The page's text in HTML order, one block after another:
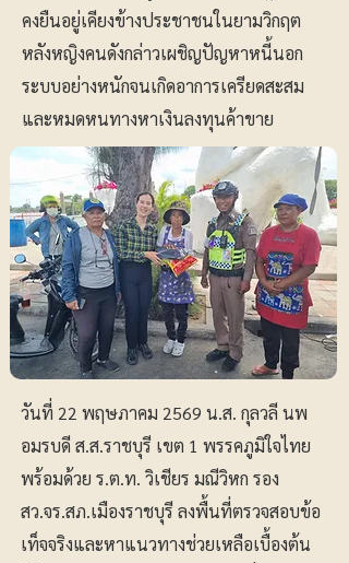
คงยืนอยู่เคียงข้างประชาชนในยามวิกฤต
หลังหญิงคนดังกล่าวเผชิญปัญหาหนี้นอก
ระบบอย่างหนักจนเกิดอาการเครียดสะสม
และหมดหนทางหาเงินลงทุนค้าขาย
วันที่ 22 พฤษภาคม 2569 น.ส. กุลวลี นพ
อมรบดี ส.ส.ราชบุรี เขต 1 พรรคภูมิใจไทย
พร้อมด้วย ร.ต.ท. วิเชียร มณีวิหก รอง
สว.จร.สภ.เมืองราชบุรี ลงพื้นที่ตรวจสอบข้อ
เท็จจริงและหาแนวทางช่วยเหลือเบื้องต้น